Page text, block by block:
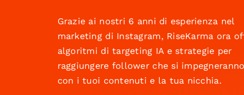
Grazie ai nostri 6 anni di esperienza nel
marketing di Instagram, RiseKarma ora
algoritmi di targeting IA e strategie per
raggiungere follower che si impegneranno
con i tuoi contenuti e la tua nicchia.